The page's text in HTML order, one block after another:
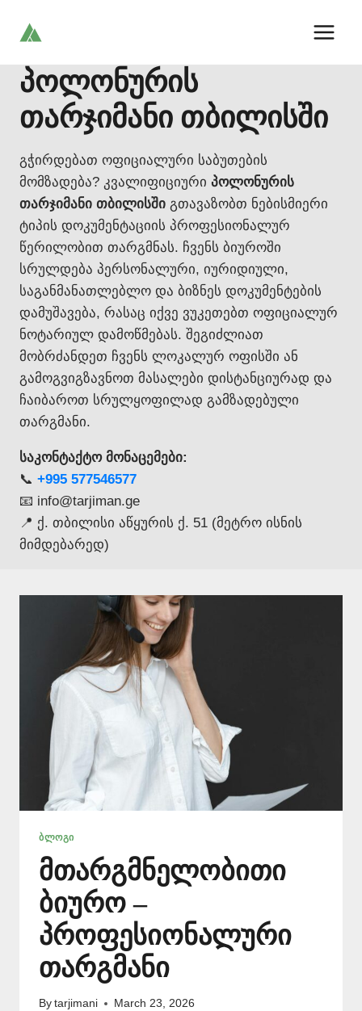
პოლონურის
თარჯიმანი თბილისში
გჭირდებათ ოფიციალური საბუთების
მომზადება? კვალიფიციური პოლონურის
თარჯიმანი თბილისში გთავაზობთ ნებისმიერი
ტიპის დოკუმენტაციის პროფესიონალურ
წერილობით თარგმნას. ჩვენს ბიუროში
სრულდება პერსონალური, იურიდიული,
საგანმანათლებლო და ბიზნეს დოკუმენტების
დამუშავება, რასაც იქვე ვუკეთებთ ოფიციალურ
ნოტარიულ დამოწმებას. შეგიძლიათ
მობრძანდეთ ჩვენს ლოკალურ ოფისში ან
გამოგვიგზავნოთ მასალები დისტანციურად და
ჩაიბაროთ სრულყოფილად გამზადებული
თარგმანი.
საკონტაქტო მონაცემები:
📞 +995 577546577
📧 info@tarjiman.ge
📍 ქ. თბილისი აწყურის ქ. 51 (მეტრო ისნის
მიმდებარედ)
ᲑᲚᲝᲒᲘ
მთარგმნელობითი
ბიურო –
პროფესიონალური
თარგმანი
By tarjimani March 23, 2026